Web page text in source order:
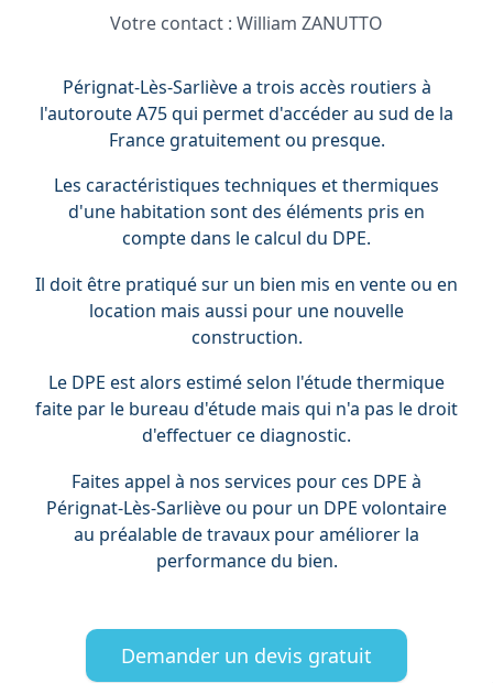
Votre contact : William ZANUTTO
Pérignat-Lès-Sarliève a trois accès routiers à
l'autoroute A75 qui permet d'accéder au sud de la
France gratuitement ou presque.
Les caractéristiques techniques et thermiques
d'une habitation sont des éléments pris en
compte dans le calcul du DPE.
Il doit être pratiqué sur un bien mis en vente ou en
location mais aussi pour une nouvelle
construction.
Le DPE est alors estimé selon l'étude thermique
faite par le bureau d'étude mais qui n'a pas le droit
d'effectuer ce diagnostic.
Faites appel à nos services pour ces DPE à
Pérignat-Lès-Sarliève ou pour un DPE volontaire
au préalable de travaux pour améliorer la
performance du bien.
Demander un devis gratuit